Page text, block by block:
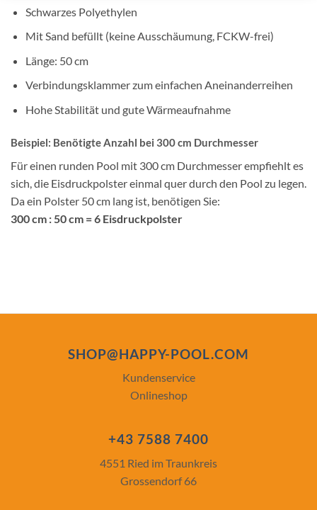
Schwarzes Polyethylen
Mit Sand befüllt (keine Ausschäumung, FCKW-frei)
Länge: 50 cm
Verbindungsklammer zum einfachen Aneinanderreihen
Hohe Stabilität und gute Wärmeaufnahme
Beispiel: Benötigte Anzahl bei 300 cm Durchmesser
Für einen runden Pool mit 300 cm Durchmesser empfiehlt es
sich, die Eisdruckpolster einmal quer durch den Pool zu legen.
Da ein Polster 50 cm lang ist, benötigen Sie:
300 cm : 50 cm = 6 Eisdruckpolster
SHOP@HAPPY-POOL.COM
Kundenservice
Onlineshop
+43 7588 7400
4551 Ried im Traunkreis
Grossendorf 66